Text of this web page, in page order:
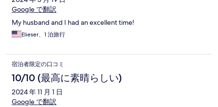
Google で翻訳
My husband and I had an excellent time!
Elieser、1 泊旅行
宿泊者限定の口コミ
10/10 (最高に素晴らしい)
2024 年 11 月 1 日
Google で翻訳